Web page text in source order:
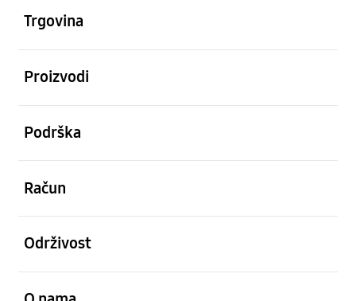
Trgovina
Proizvodi
Podrška
Račun
Održivost